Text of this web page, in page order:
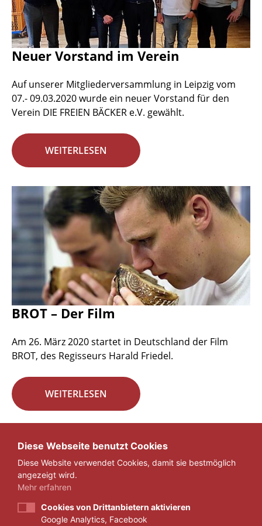
Neuer Vorstand im Verein
Auf unserer Mitgliederversammlung in Leipzig vom
07.- 09.03.2020 wurde ein neuer Vorstand für den
Verein DIE FREIEN BÄCKER e.V. gewählt.
WEITERLESEN
BROT – Der Film
Am 26. März 2020 startet in Deutschland der Film
BROT, des Regisseurs Harald Friedel.
WEITERLESEN
« 1 ... 21 22 23 ... 29 »
Diese Webseite benutzt Cookies
Diese Website verwendet Cookies, damit sie bestmöglich
angezeigt wird.
Mehr erfahren
Cookies von Drittanbietern aktivieren
Google Analytics, Facebook